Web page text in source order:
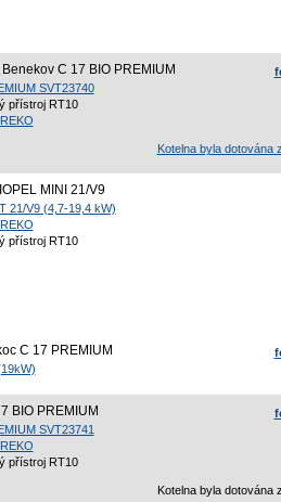
Benekov C 17 BIO PREMIUM
SVT23740
přístroj RT10
Kotelna byla dotována
MINI 21/V9
21/V9 (4,7-19,4 kW)
přístroj RT10
C 17 PREMIUM
BIO PREMIUM
SVT23741
přístroj RT10
Kotelna byla dotována